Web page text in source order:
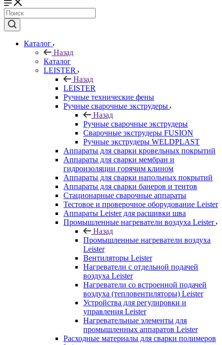
Каталог
Назад
Каталог
LEISTER
Назад
LEISTER
Ручные технические фены
Ручные сварочные экструдеры
Назад
Ручные сварочные экструдеры
Сварочные экструдеры FUSION
Ручные экструдеры WELDPLAST
Аппараты для сварки кровельных покрытий
Аппараты для сварки мембран и
гидроизоляции горячим клином
Аппараты для сварки напольных покрытий
Аппараты для сварки банеров и тентов
Стационарные сварочные аппараты
Тестовое и проверочное оборудование Leister
Аппараты Leister для расшивки шва
Промышленные нагреватели воздуха Leister
Назад
Промышленные нагреватели воздуха
Leister
Вентиляторы Leister
Нагреватели с отдельной подачей
воздуха Leister
Нагреватели со встроенной подачей
воздуха (тепловентиляторы) Leister
Устройства для регулировки и
управления Leister
Нагревательные элементы для
промышленных аппаратов Leister
Расходные материалы для сварки полимеров